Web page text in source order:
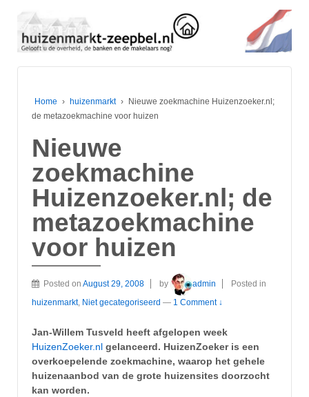
Home › huizenmarkt ›
Nieuwe zoekmachine Huizenzoeker.nl;
de metazoekmachine voor huizen
Nieuwe
zoekmachine
Huizenzoeker.nl; de
metazoekmachine
voor huizen
Posted on August 29, 2008 by admin
Posted in
huizenmarkt, Niet gecategoriseerd — 1 Comment ↓
Jan-Willem Tusveld heeft afgelopen week
HuizenZoeker.nl gelanceerd. HuizenZoeker is een
overkoepelende zoekmachine, waarop het gehele
huizenaanbod van de grote huizensites doorzocht
kan worden.